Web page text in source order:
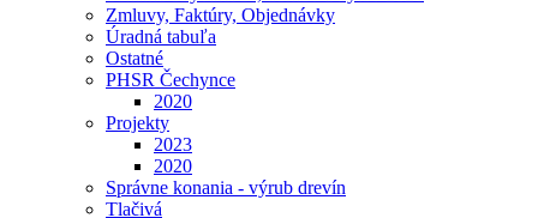
Zmluvy, Faktúry, Objednávky
Úradná tabuľa
Ostatné
PHSR Čechynce
2020
Projekty
2023
2020
Správne konania - výrub drevín
Tlačivá